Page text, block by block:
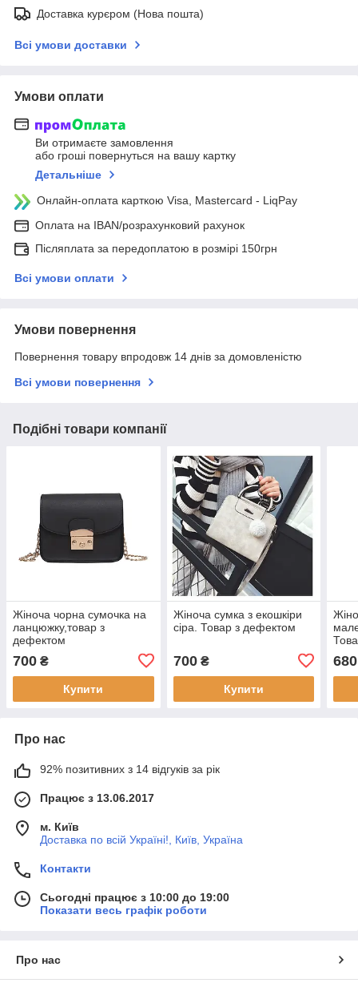
Доставка курєром (Нова пошта)
Всі умови доставки
Умови оплати
Ви отримаєте замовлення
або гроші повернуться на вашу картку
Детальніше
Онлайн-оплата карткою Visa, Mastercard - LiqPay
Оплата на IBAN/розрахунковий рахунок
Післяплата за передоплатою в розмірі 150грн
Всі умови оплати
Умови повернення
Повернення товару впродовж 14 днів за домовленістю
Всі умови повернення
Подібні товари компанії
Жіноча чорна сумочка на
ланцюжку,товар з
дефектом
700 ₴
Купити
Жіноча сумка з екошкіри
сіра. Товар з дефектом
700₴
Купити
680
Про нас
92% позитивних з 14 відгуків за рік
Працює з 13.06.2017
м. Київ
Доставка по всій Україні!, Київ, Україна
Контакти
Сьогодні працює з 10:00 до 19:00
Показати весь графік роботи
Про нас